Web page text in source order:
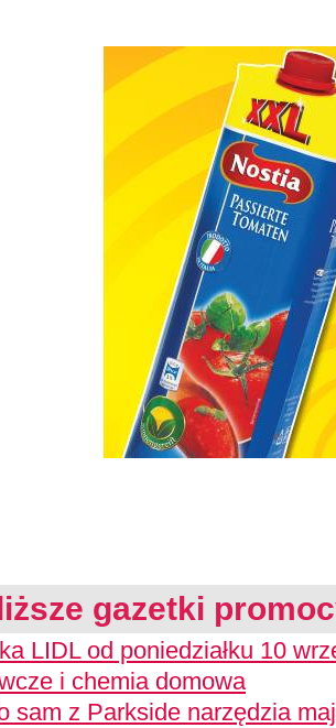
gazetki
LIDL od poniedziałku 10
i chemia domowa
sam z Parkside narzędzia